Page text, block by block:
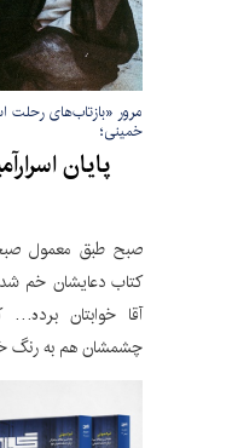
مرور «بازتاب‌های رحلت
خمینی؛
پایان
صبح طبق معمول
کتاب دعایشان خم
آقا خوابتان
چشمشان هم به رنگ